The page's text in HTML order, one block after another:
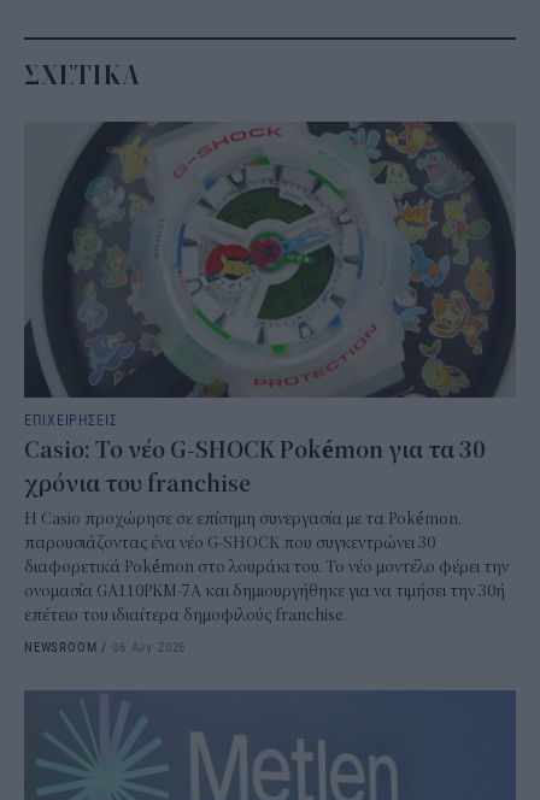
ΣΧΕΤΙΚΑ
ΕΠΙΧΕΙΡΗΣΕΙΣ
Casio: Το νέο G-SHOCK Pokémon για τα 30
χρόνια του franchise
Η Casio προχώρησε σε επίσημη συνεργασία με τα Pokémon,
παρουσιάζοντας ένα νέο G-SHOCK που συγκεντρώνει 30
διαφορετικά Pokémon στο λουράκι του. Το νέο μοντέλο φέρει την
ονομασία GA110PKM-7A και δημιουργήθηκε για να τιμήσει την 30ή
επέτειο του ιδιαίτερα δημοφιλούς franchise.
NEWSROOM / 06 Αυγ 2026